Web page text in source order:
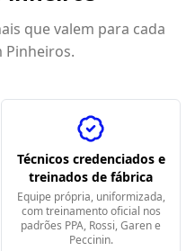
que valem para cada
Pinheiros.
Técnicos credenciados e
treinados de fábrica
Equipe própria, uniformizada,
com treinamento oficial nos
padrões PPA, Rossi, Garen e
Peccinin.